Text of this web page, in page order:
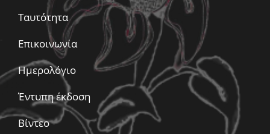
Ταυτότητα
Επικοινωνία
Ημερολόγιο
Έντυπη έκδοση
Βίντεο